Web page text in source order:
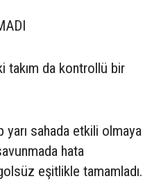
takım da kontrollü bir
yarı sahada etkili olmaya
hata
eşitlikle tamamladı.